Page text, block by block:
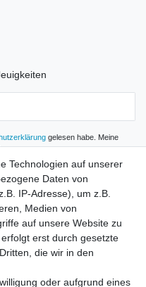
gelesen habe. Meine
handelt es sich um ein Pflichtfeld.
Technologien auf unserer
Daten von
IP-Adresse), um z.B.
Medien von
auf unsere Website zu
erst durch gesetzte
die wir in den
oder aufgrund eines